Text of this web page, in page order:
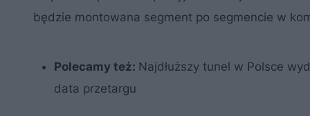
będzie montowana segment po segmencie w
Polecamy też: Najdłuższy tunel w Polsce
data przetargu